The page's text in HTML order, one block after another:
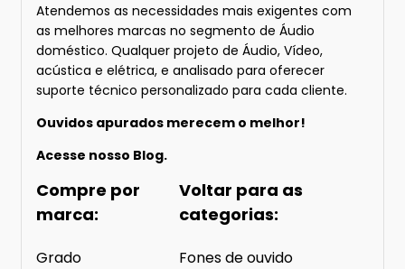
Atendemos as necessidades mais exigentes com
as melhores marcas no segmento de Áudio
doméstico. Qualquer projeto de Áudio, Vídeo,
acústica e elétrica, e analisado para oferecer
suporte técnico personalizado para cada cliente.
Ouvidos apurados merecem o melhor!
Acesse nosso Blog.
Compre por
marca:
Grado
Voltar para as
categorias:
Fones de ouvido